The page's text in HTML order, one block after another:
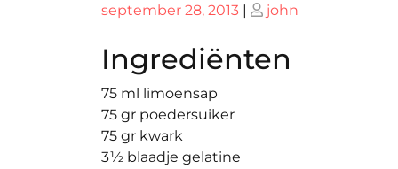
Geplaatst
september 28, 2013 | Geplaatst
john
Ingrediënten
75 ml limoensap
75 gr poedersuiker
75 gr kwark
3½ blaadje gelatine